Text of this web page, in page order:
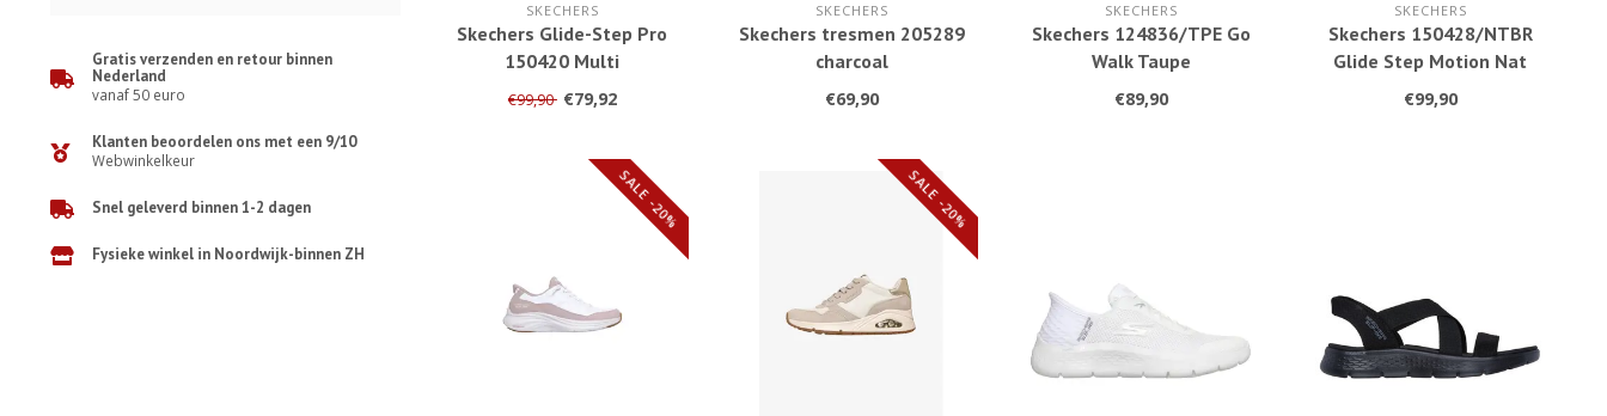
Gratis verzenden en retour binnen
Nederland
vanaf 50 euro
Klanten beoordelen ons met een 9/10
Webwinkelkeur
Snel geleverd binnen 1-2 dagen
Fysieke winkel in Noordwijk-binnen ZH
SKECHERS
Skechers Glide-Step Pro
150420 Multi
€99,90 €79,92
SKECHERS
Skechers tresmen 205289
charcoal
€69,90
SKECHERS
Skechers 124836/TPE Go
Walk Taupe
€89,90
SKECHERS
Skechers 150428/NTBR
Glide Step Motion Nat
€99,90
SALE -20% SALE -20%